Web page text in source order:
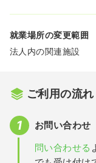
就業場所の変更範囲
法人内の関連施設
ご利用の流れ
お問い合わせ
問い合わせる